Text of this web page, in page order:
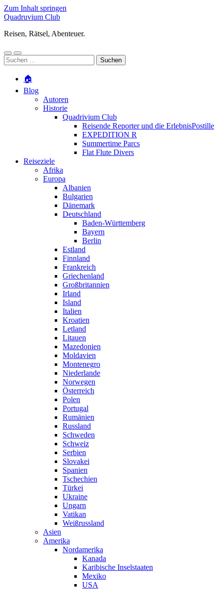
Zum Inhalt springen
Quadruvium Club
Reisen, Rätsel, Abenteuer.
Mobile-
Menü
Suchfeld
ein-/ausblenden
Suchen
nach:
🏠
Blog
Autoren
Historie
Quadrivium Club
Reisende Reporter und die ErlebnisPostille
EXPEDITION R
Summertime Parcs
Flat Flute Divers
Reiseziele
Afrika
Europa
Albanien
Bulgarien
Dänemark
Deutschland
Baden-Württemberg
Bayern
Berlin
Estland
Finnland
Frankreich
Griechenland
Großbritannien
Irland
Island
Italien
Kroatien
Letland
Litauen
Mazedonien
Moldavien
Montenegro
Niederlande
Norwegen
Österreich
Polen
Portugal
Rumänien
Russland
Schweden
Schweiz
Serbien
Slovakei
Spanien
Tschechien
Türkei
Ukraine
Ungarn
Vatikan
Weißrussland
Asien
Amerika
Nordamerika
Kanada
Karibische Inselstaaten
Mexiko
USA